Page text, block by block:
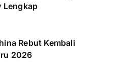
Lengkap
Rebut Kembali
2026